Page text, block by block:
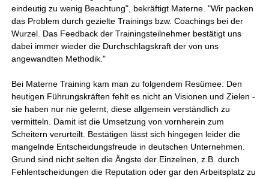
eindeutig zu wenig Beachtung", bekräftigt Materne. "Wir packen
das Problem durch gezielte Trainings bzw. Coachings bei der
Wurzel. Das Feedback der Trainingsteilnehmer bestätigt uns
dabei immer wieder die Durchschlagskraft der von uns
angewandten Methodik."
Bei Materne Training kam man zu folgendem Resümee: Den
heutigen Führungskräften fehlt es nicht an Visionen und Zielen -
sie haben nur nie gelernt, diese allgemein verständlich zu
vermitteln. Damit ist die Umsetzung von vornherein zum
Scheitern verurteilt. Bestätigen lässt sich hingegen leider die
mangelnde Entscheidungsfreude in deutschen Unternehmen.
Grund sind nicht selten die Ängste der Einzelnen, z.B. durch
Fehlentscheidungen die Reputation oder gar den Arbeitsplatz zu